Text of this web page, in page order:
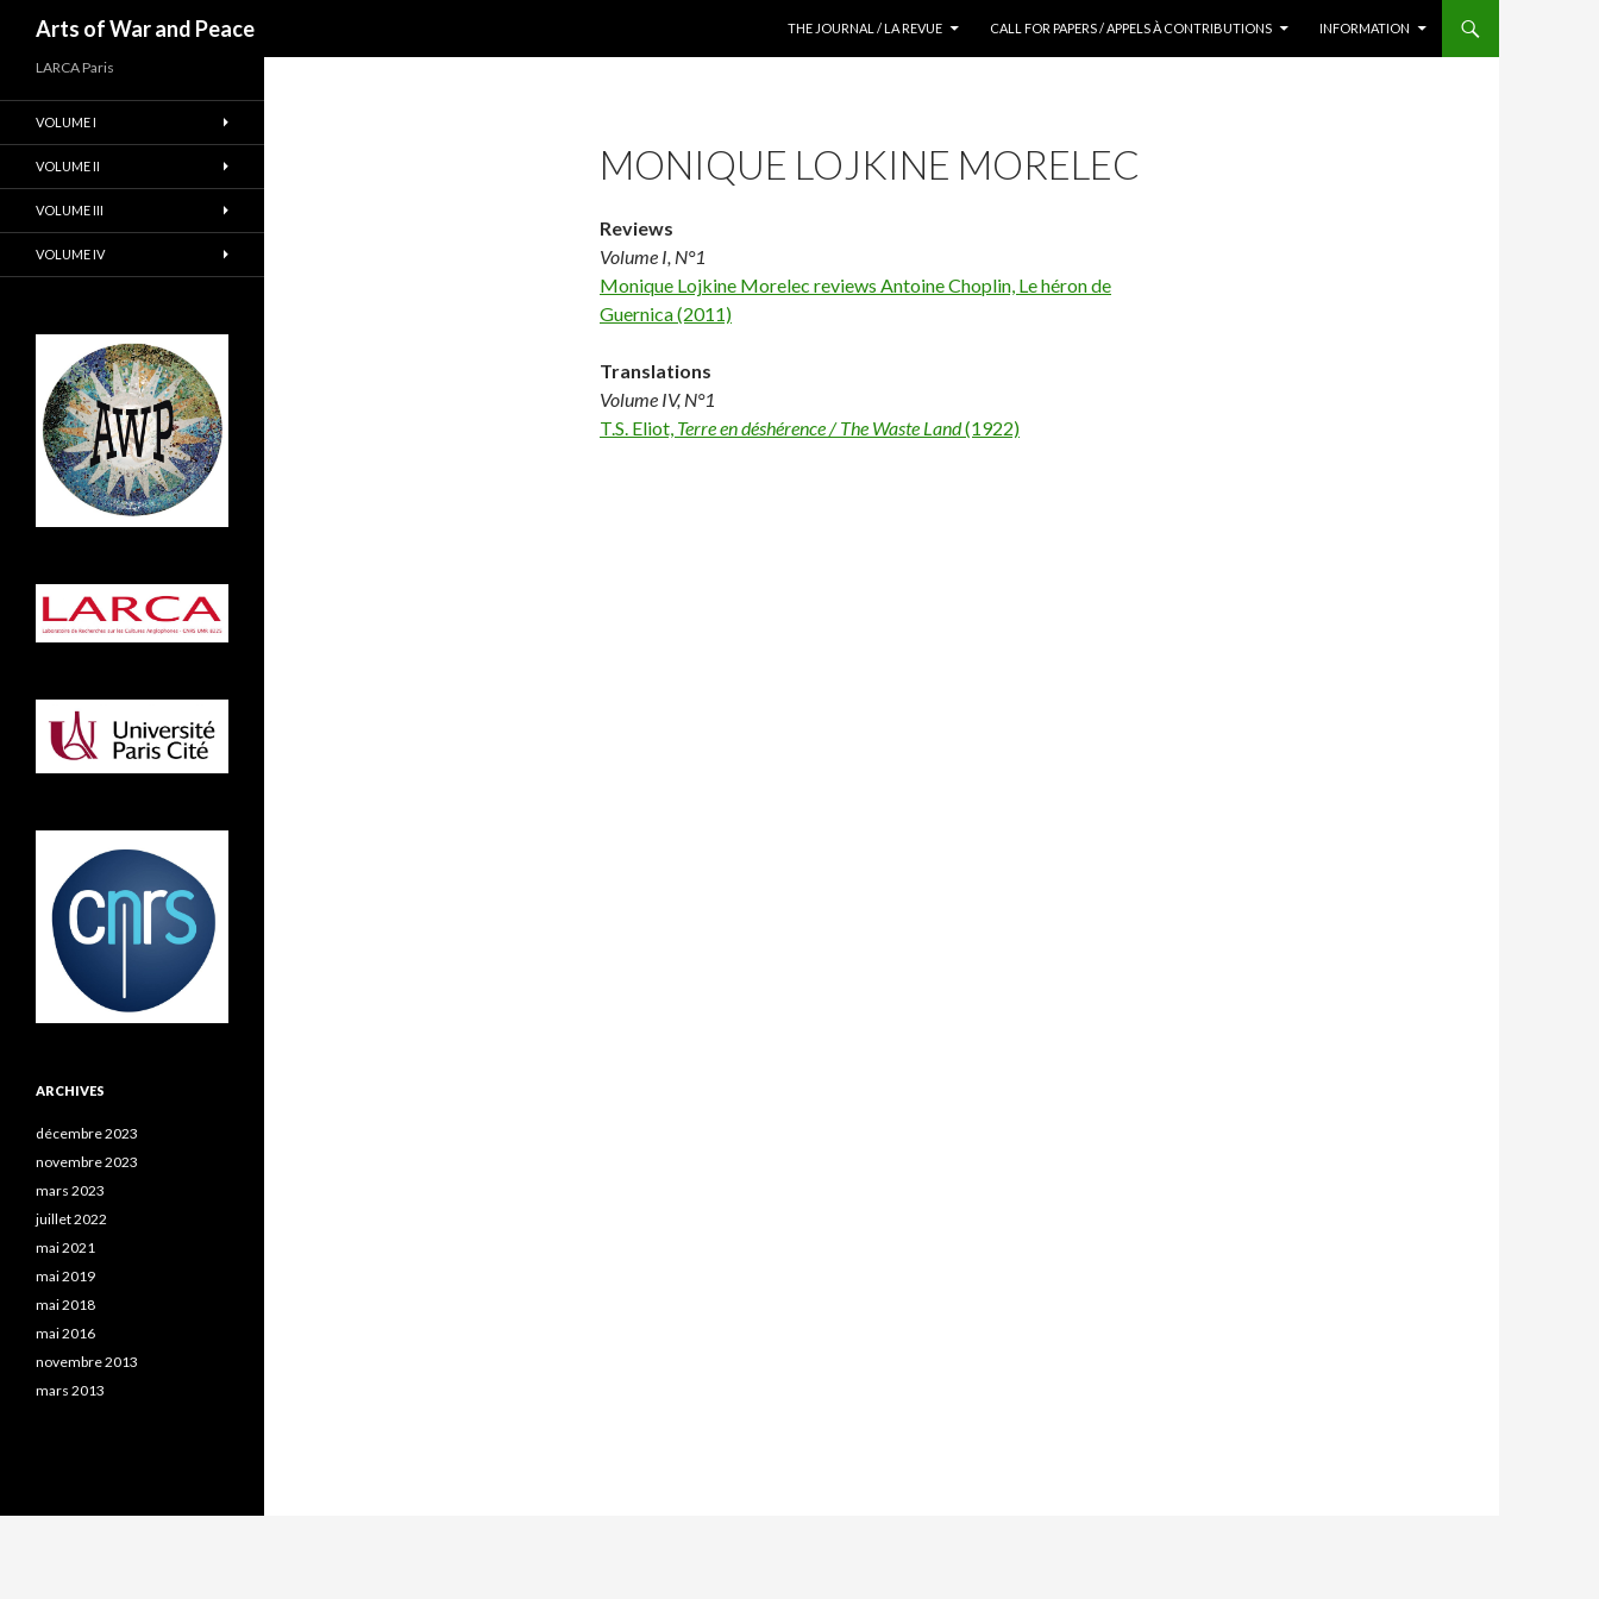
Arts of War and Peace
THE JOURNAL / LA REVUE
CALL FOR PAPERS / APPELS À CONTRIBUTIONS INFORMATION
MONIQUE LOJKINE MORELEC
Reviews
Volume I, N°1
Monique Lojkine Morelec reviews Antoine Choplin, Le héron de
Guernica (2011)
Translations
Volume IV, N°1
T.S. Eliot, Terre en déshérence / The Waste Land(1922)
LARCA Paris
VOLUME I
VOLUME II
VOLUME III
VOLUME IV
ARCHIVES
décembre 2023
novembre 2023
mars 2023
juillet 2022
mai 2021
mai 2019
mai 2018
mai 2016
novembre 2013
mars 2013